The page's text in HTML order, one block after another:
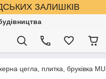
ЗАЛИШКІВ
цегла, плитка, бруківка